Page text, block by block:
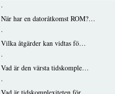
·
När har en datoråtkomst ROM?…
·
Vilka åtgärder kan vidtas fö…
·
Vad är den värsta tidskomple…
·